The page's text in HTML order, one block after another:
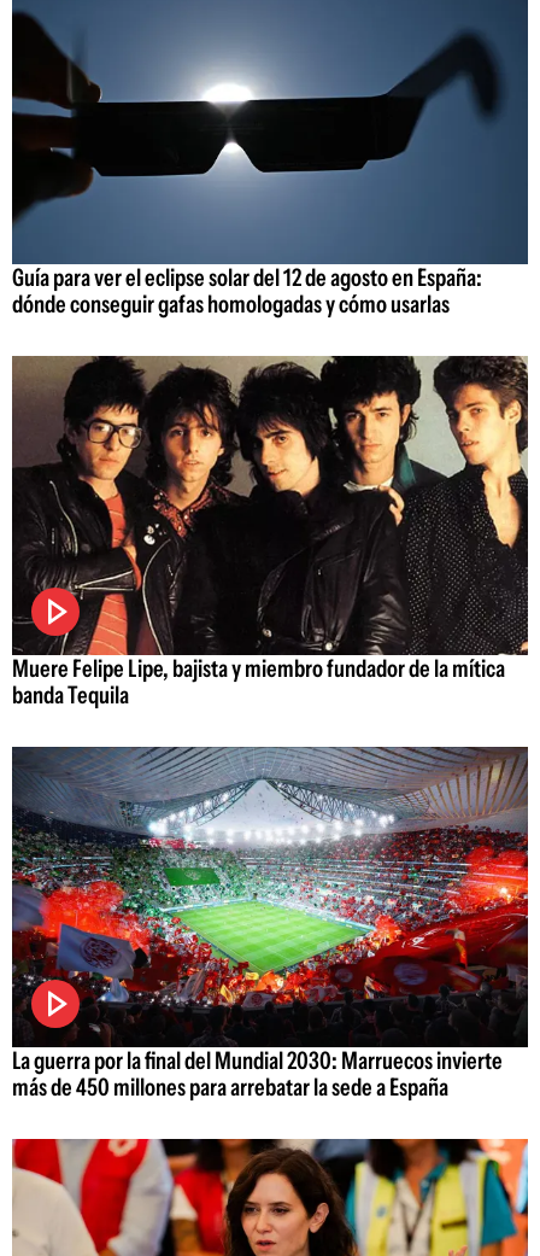
Guía para ver el eclipse solar del 12 de agosto en España:
dónde conseguir gafas homologadas y cómo usarlas
Muere Felipe Lipe, bajista y miembro fundador de la mítica
banda Tequila
La guerra por la final del Mundial 2030: Marruecos invierte
más de 450 millones para arrebatar la sede a España